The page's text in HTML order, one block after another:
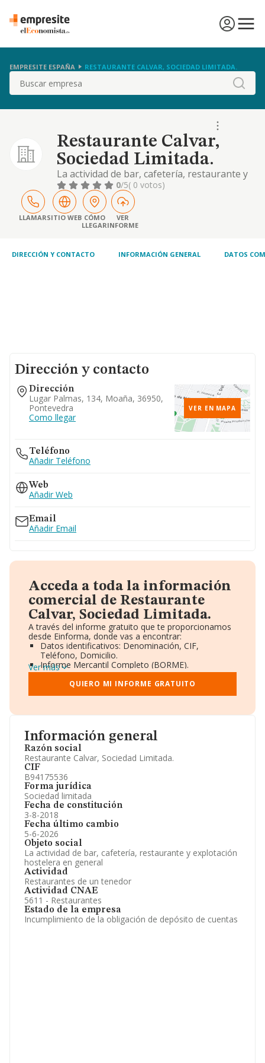
EMPRESITE ESPAÑA RESTAURANTE CALVAR, SOCIEDAD LIMITADA.
Buscar
Restaurante Calvar,
Sociedad Limitada.
La actividad de bar, cafetería, restaurante y
explotación hostelera en general
0/5( 0 votos)
LLAMARSITIO WEB CÓMO
LLEGAR
VER
INFORME
DIRECCIÓN Y CONTACTO INFORMACIÓN GENERAL DATOS
Información general
Razón social
Restaurante Calvar, Sociedad Limitada.
CIF
B94175536
Forma jurídica
Sociedad limitada
Fecha de constitución
3-8-2018
Fecha último cambio
5-6-2026
Objeto social
La actividad de bar, cafetería, restaurante y explotación
hostelera en general
Actividad
Restaurantes de un tenedor
Actividad CNAE
5611 - Restaurantes
Estado de la empresa
Incumplimiento de la obligación de depósito de cuentas
Dirección y contacto
Dirección
Lugar Palmas, 134, Moaña, 36950,
Pontevedra
Como llegar
VER EN MAPA
Teléfono
Añadir Teléfono
Web
Añadir Web
Email
Añadir Email
Acceda a toda la información
comercial de Restaurante
Calvar, Sociedad Limitada.
A través del informe gratuito que te proporcionamos
desde Einforma, donde vas a encontrar:
Datos identificativos: Denominación, CIF,
Teléfono, Domicilio.
Informe Mercantil Completo (BORME).
Gráficos de Evolución Ventas y Empleados.
Consejo de Administración y Administradores.
Directivos y Ejecutivos.
Información oficial y registral complementaria.
Ver más
QUIERO MI INFORME GRATUITO